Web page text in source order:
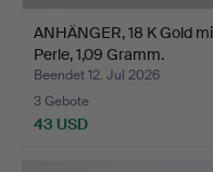
ANHÄNGER, 18 K Gold
Perle, 1,09 Gramm.
Beendet 12. Jul 2026
3 Gebote
43 USD